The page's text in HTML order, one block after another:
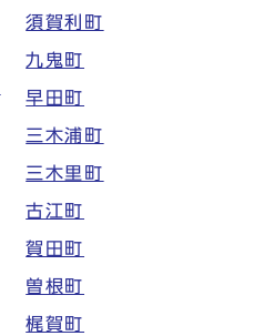
須賀利町
九鬼町
早田町
三木浦町
三木里町
古江町
賀田町
曽根町
梶賀町